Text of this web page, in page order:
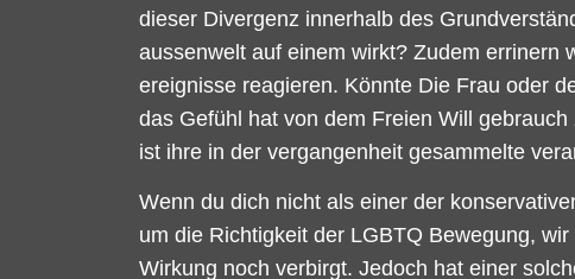
dieser Divergenz innerhalb des
aussenwelt auf einem wirkt? Zudem errinern
ereignisse reagieren. Könnte Die Frau oder
das Gefühl hat von dem Freien Will
ist ihre in der vergangenheit gesammelte
Wenn du dich nicht als einer der
um die Richtigkeit der LGBTQ Bewegung,
Wirkung noch verbirgt. Jedoch hat einer